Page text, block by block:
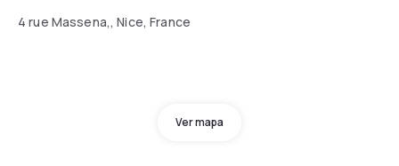
4 rue Massena,, Nice, France
Ver mapa